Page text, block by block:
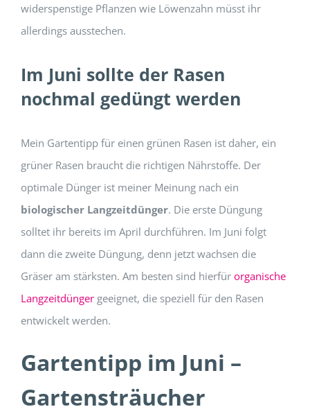
widerspenstige Pflanzen wie Löwenzahn müsst ihr
allerdings ausstechen.
Im Juni sollte der Rasen
nochmal gedüngt werden
Mein Gartentipp für einen grünen Rasen ist daher, ein
grüner Rasen braucht die richtigen Nährstoffe. Der
optimale Dünger ist meiner Meinung nach ein
biologischer Langzeitdünger. Die erste Düngung
solltet ihr bereits im April durchführen. Im Juni folgt
dann die zweite Düngung, denn jetzt wachsen die
Gräser am stärksten. Am besten sind hierfür organische
Langzeitdüngergeeignet, die speziell für den Rasen
entwickelt werden.
Gartentipp im Juni –
Gartensträucher